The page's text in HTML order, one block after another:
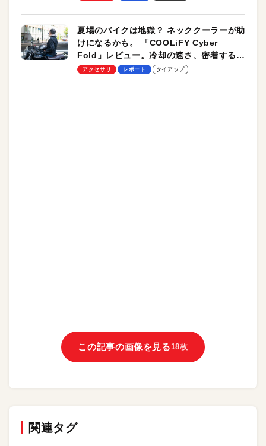
夏場のバイクは地獄？ ネッククーラーが助
けになるかも。 「COOLiFY Cyber
Fold」レビュー。冷却の速さ、密着する冷
却プレート、シンプルな操作性がグッド！
アクセサリ レポート タイアップ
この記事の画像を見る18枚
関連タグ